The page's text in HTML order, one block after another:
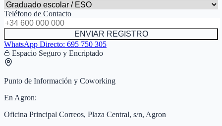
Teléfono de Contacto
ENVIAR REGISTRO
WhatsApp Directo: 695 750 305
Espacio Seguro y Encriptado
Punto de Información y Coworking
En Agron:
Oficina Principal Correos, Plaza Central, s/n, Agron